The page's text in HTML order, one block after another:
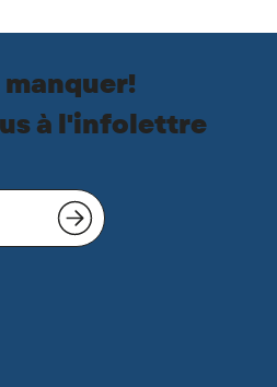
à l'infolettre